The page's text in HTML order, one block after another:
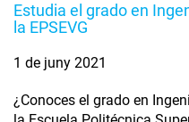
Estudia el grado en
la EPSEVG
1 de juny 2021
¿Conoces el grado en